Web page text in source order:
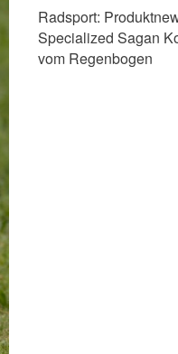
Radsport:
Specialized Sagan
vom Regenbogen